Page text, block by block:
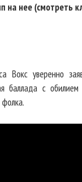
на нее (смотреть
Вокс уверенно
баллада с